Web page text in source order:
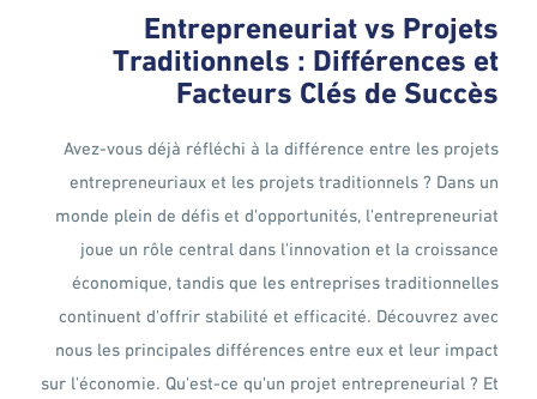
Entrepreneuriat vs Projets
Traditionnels : Différences et
Facteurs Clés de Succès
Avez-vous déjà réfléchi à la différence entre les projets
entrepreneuriaux et les projets traditionnels ? Dans un
monde plein de défis et d'opportunités, l'entrepreneuriat
joue un rôle central dans l'innovation et la croissance
économique, tandis que les entreprises traditionnelles
continuent d'offrir stabilité et efficacité. Découvrez avec
nous les principales différences entre eux et leur impact
sur l'économie. Qu'est-ce qu'un projet entrepreneurial ? Et